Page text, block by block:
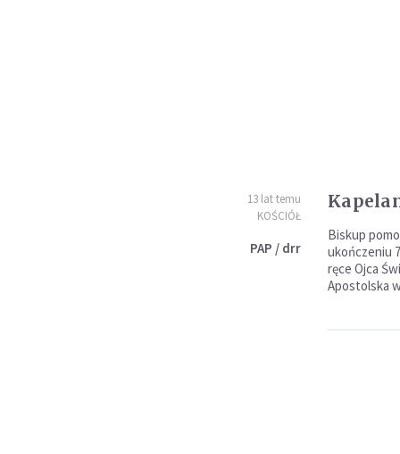
13 lat temu
KOŚCIÓŁ
PAP / drr
Biskup
ukończeniu
ręce Ojca
Apostolska